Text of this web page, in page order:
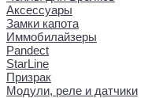
Аксессуары
Замки капота
Иммобилайзеры
Pandect
StarLine
Призрак
Модули, реле и датчики